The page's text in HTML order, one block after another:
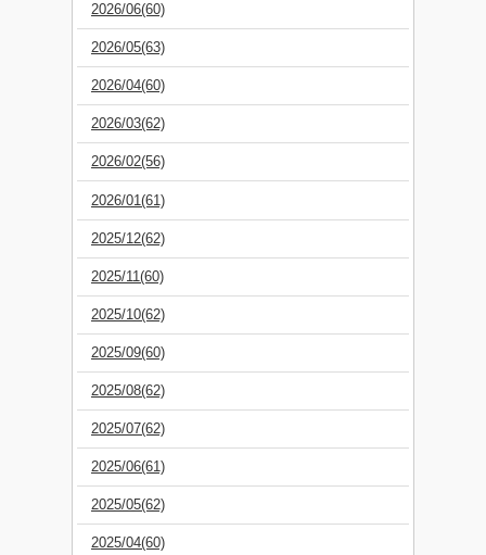
2026/06(60)
2026/05(63)
2026/04(60)
2026/03(62)
2026/02(56)
2026/01(61)
2025/12(62)
2025/11(60)
2025/10(62)
2025/09(60)
2025/08(62)
2025/07(62)
2025/06(61)
2025/05(62)
2025/04(60)